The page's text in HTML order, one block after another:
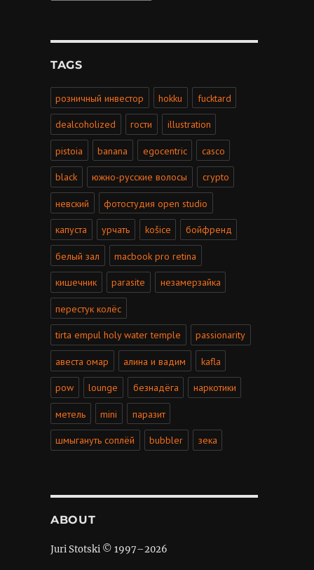
TAGS
розничный инвестор hokku fucktard
dealcoholized гости illustration
pistoia banana egocentric casco
black южно-русские волосы crypto
невский фотостудия open studio
капуста урчать košice бойфренд
белый зал macbook pro retina
кишечник parasite незамерзайка
перестук колёс
tirta empul holy water temple passionarity
авеста омар алина и вадим kafla
pow lounge безнадёга наркотики
метель mini паразит
шмыгануть соплёй bubbler зека
ABOUT
Juri Stotski © 1997–2026